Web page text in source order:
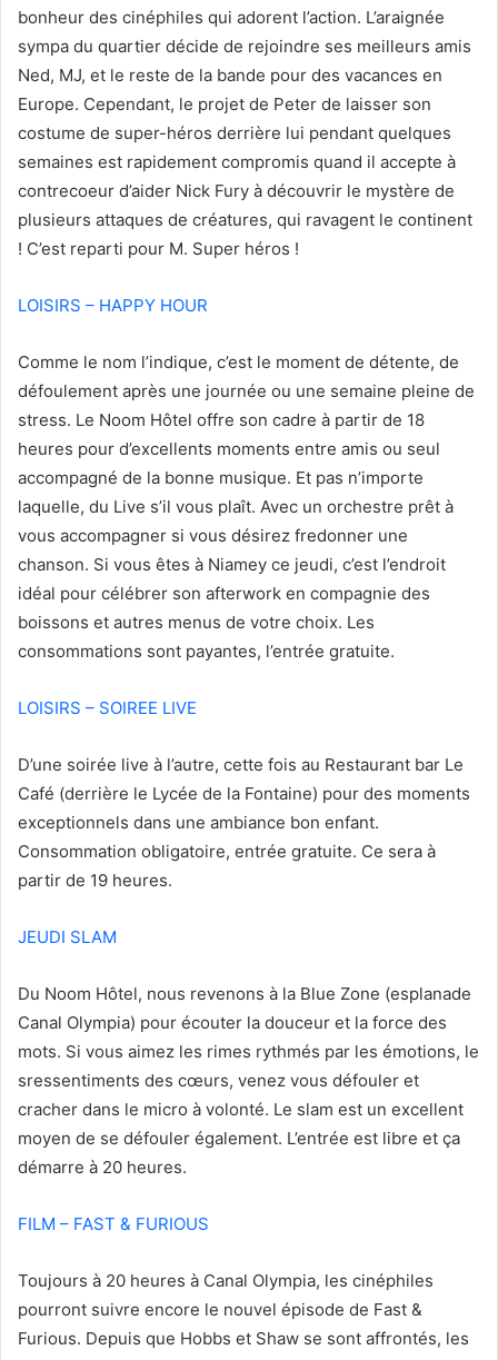
bonheur des cinéphiles qui adorent l’action. L’araignée
sympa du quartier décide de rejoindre ses meilleurs amis
Ned, MJ, et le reste de la bande pour des vacances en
Europe. Cependant, le projet de Peter de laisser son
costume de super-héros derrière lui pendant quelques
semaines est rapidement compromis quand il accepte à
contrecoeur d’aider Nick Fury à découvrir le mystère de
plusieurs attaques de créatures, qui ravagent le continent
! C’est reparti pour M. Super héros !
LOISIRS – HAPPY HOUR
Comme le nom l’indique, c’est le moment de détente, de
défoulement après une journée ou une semaine pleine de
stress. Le Noom Hôtel offre son cadre à partir de 18
heures pour d’excellents moments entre amis ou seul
accompagné de la bonne musique. Et pas n’importe
laquelle, du Live s’il vous plaît. Avec un orchestre prêt à
vous accompagner si vous désirez fredonner une
chanson. Si vous êtes à Niamey ce jeudi, c’est l’endroit
idéal pour célébrer son afterwork en compagnie des
boissons et autres menus de votre choix. Les
consommations sont payantes, l’entrée gratuite.
LOISIRS – SOIREE LIVE
D’une soirée live à l’autre, cette fois au Restaurant bar Le
Café (derrière le Lycée de la Fontaine) pour des moments
exceptionnels dans une ambiance bon enfant.
Consommation obligatoire, entrée gratuite. Ce sera à
partir de 19 heures.
JEUDI SLAM
Du Noom Hôtel, nous revenons à la Blue Zone (esplanade
Canal Olympia) pour écouter la douceur et la force des
mots. Si vous aimez les rimes rythmés par les émotions, le
sressentiments des cœurs, venez vous défouler et
cracher dans le micro à volonté. Le slam est un excellent
moyen de se défouler également. L’entrée est libre et ça
démarre à 20 heures.
FILM – FAST & FURIOUS
Toujours à 20 heures à Canal Olympia, les cinéphiles
pourront suivre encore le nouvel épisode de Fast &
Furious. Depuis que Hobbs et Shaw se sont affrontés, les